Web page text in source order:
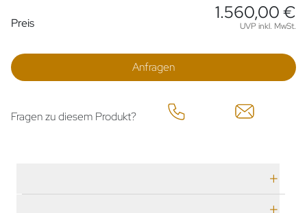
Preisinformationen
Preis
1.560,00 €
UVP inkl. MwSt.
Anfragen
Fragen zu diesem Produkt?